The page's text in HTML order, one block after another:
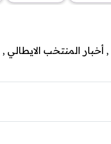
, أخبار المنتخب الايطالي ,